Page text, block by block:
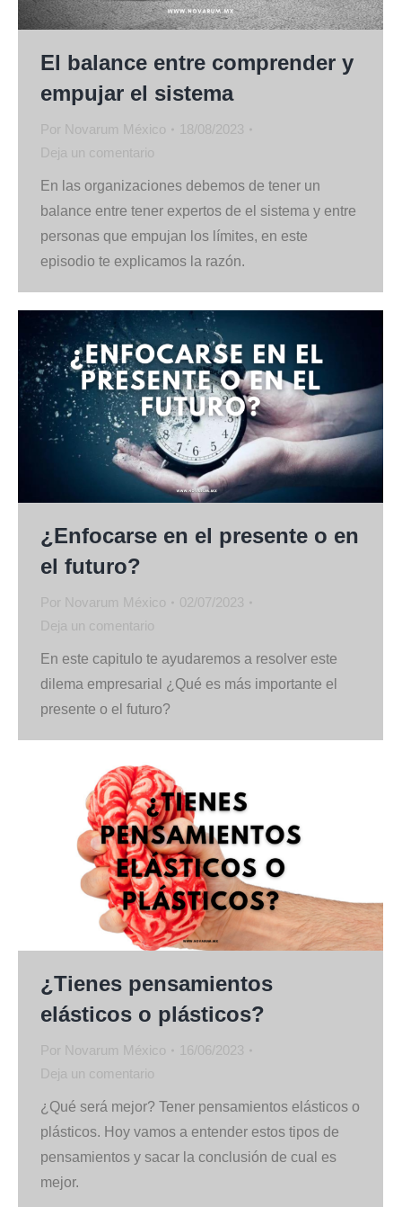
El balance entre comprender y
empujar el sistema
Por Novarum México
18/08/2023
Deja un comentario
En las organizaciones debemos de tener un
balance entre tener expertos de el sistema y entre
personas que empujan los límites, en este
episodio te explicamos la razón.
¿Enfocarse en el presente o en
el futuro?
Por Novarum México
02/07/2023
Deja un comentario
En este capitulo te ayudaremos a resolver este
dilema empresarial ¿Qué es más importante el
presente o el futuro?
¿Tienes pensamientos
elásticos o plásticos?
Por Novarum México
16/06/2023
Deja un comentario
¿Qué será mejor? Tener pensamientos elásticos o
plásticos. Hoy vamos a entender estos tipos de
pensamientos y sacar la conclusión de cual es
mejor.